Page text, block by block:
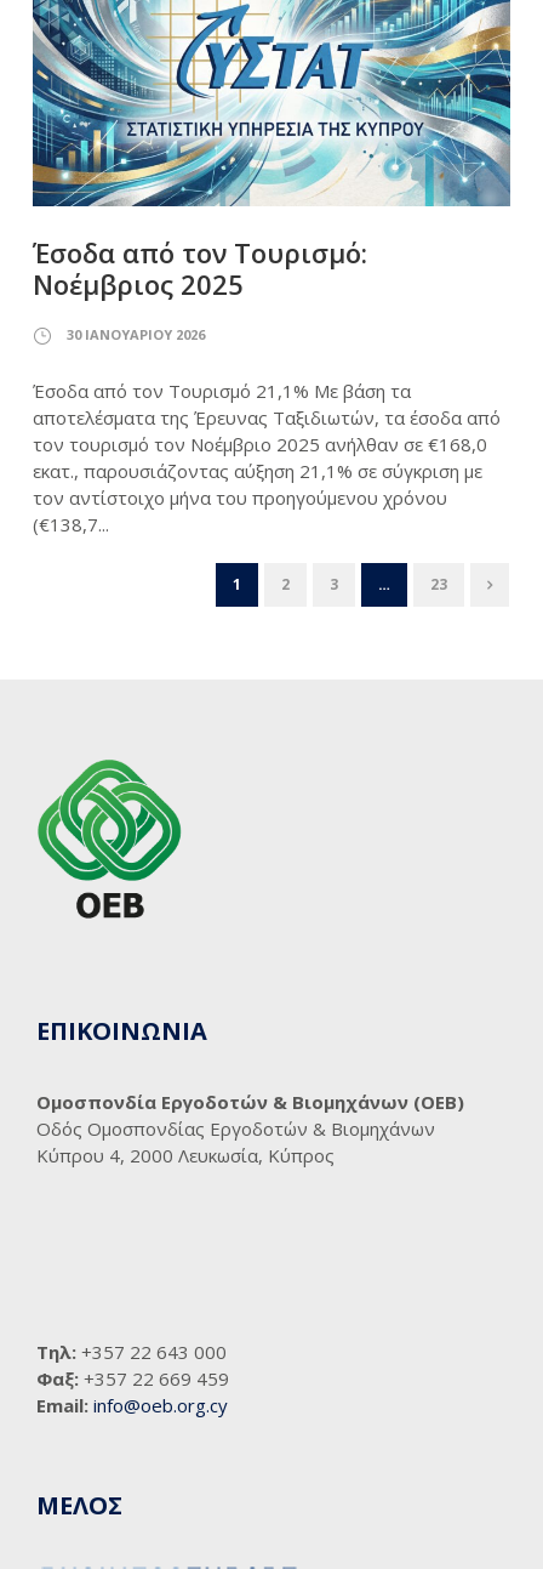
Έσοδα από τον Τουρισμό:
Νοέμβριος 2025
30 ΙΑΝΟΥΑΡΊΟΥ 2026
Έσοδα από τον Τουρισμό 21,1% Με βάση τα
αποτελέσματα της Έρευνας Ταξιδιωτών, τα έσοδα από
τον τουρισμό τον Νοέμβριο 2025 ανήλθαν σε €168,0
εκατ., παρουσιάζοντας αύξηση 21,1% σε σύγκριση με
τον αντίστοιχο μήνα του προηγούμενου χρόνου
(€138,7...
1 2 3 … 23
ΕΠΙΚΟΙΝΩΝΙΑ
Ομοσπονδία Εργοδοτών & Βιομηχάνων (ΟΕΒ)
Οδός Ομοσπονδίας Εργοδοτών & Βιομηχάνων
Κύπρου 4, 2000 Λευκωσία, Κύπρος
Τηλ: +357 22 643 000
Φαξ: +357 22 669 459
Email: info@oeb.org.cy
ΜΕΛΟΣ